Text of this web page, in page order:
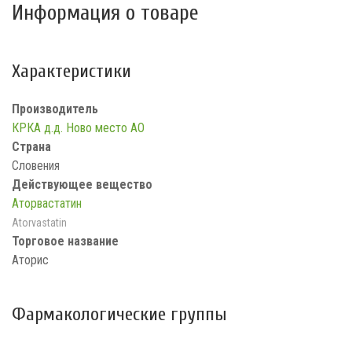
Информация о товаре
Характеристики
Производитель
КРКА д.д. Ново место АО
Страна
Словения
Действующее вещество
Аторвастатин
Atorvastatin
Торговое название
Аторис
Фармакологические группы